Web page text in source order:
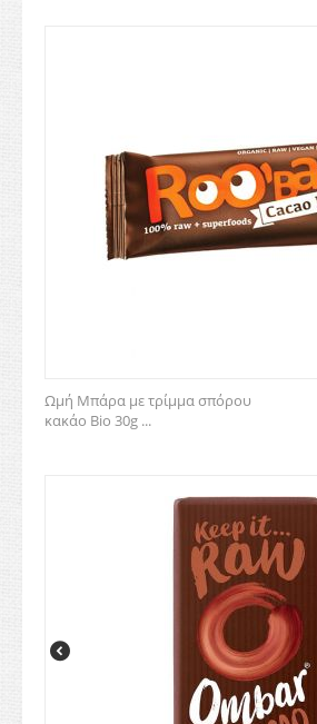
Ωμή Μπάρα με τρίμμα σπόρου
κακάο Bio 30g ...